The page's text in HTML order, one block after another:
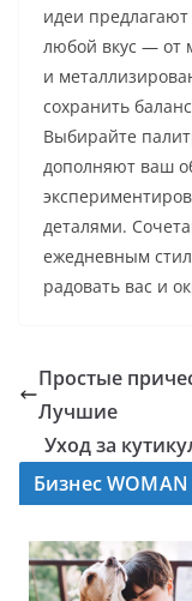
идеи
любой вкус — от
и
сохранить
Выбирайте
дополняют ваш
деталями.
ежедневным
радовать вас и
Простые
Лучшие
Уход за
Бизнес WOMAN